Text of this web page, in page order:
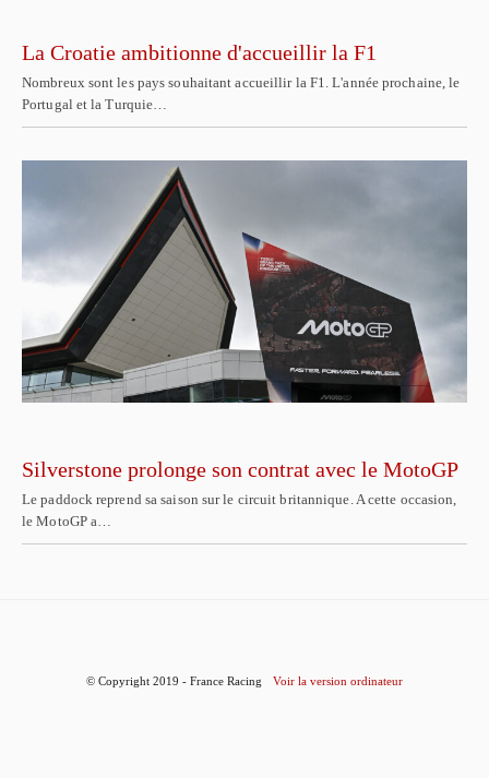
La Croatie ambitionne d'accueillir la F1
Nombreux sont les pays souhaitant accueillir la F1. L'année prochaine, le
Portugal et la Turquie…
Silverstone prolonge son contrat avec le MotoGP
Le paddock reprend sa saison sur le circuit britannique. A cette occasion,
le MotoGP a…
© Copyright 2019 - France Racing Voir la version ordinateur